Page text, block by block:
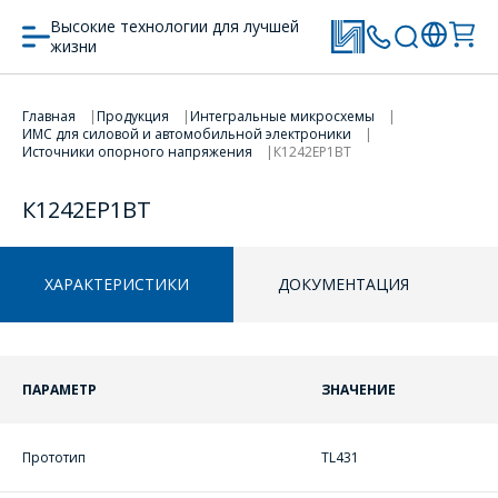
Высокие технологии для лучшей
жизни
Главная Продукция
Интегральные микросхемы
ИМС для силовой и автомобильной электроники
Источники опорного напряжения
К1242ЕР1ВТ
К1242ЕР1ВТ
ХАРАКТЕРИСТИКИ ДОКУМЕНТАЦИЯ
ПАРАМЕТР ЗНАЧЕНИЕ
Прототип TL431
ПЕРЕЙТИ В КОРЗИНУ
ПЕРЕЙТИ В КОРЗИНУ